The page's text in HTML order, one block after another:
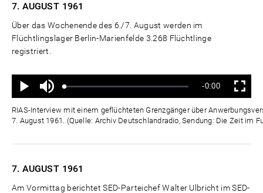
7. AUGUST 1961
Über das Wochenende des 6./7. August werden im
Flüchtlingslager Berlin-Marienfelde 3.268 Flüchtlinge
registriert.
Wiedergabe
Ton
aus
Geladen:
Status:
Verbleibende
Zeit
-0:00 Vollbild
RIAS-Interview mit einem geflüchteten Grenzgänger über
7. August 1961. (Quelle: Archiv Deutschlandradio, Sendung: Die Zeit im
7. AUGUST 1961
Am Vormittag berichtet SED-Parteichef Walter Ulbricht im SED-